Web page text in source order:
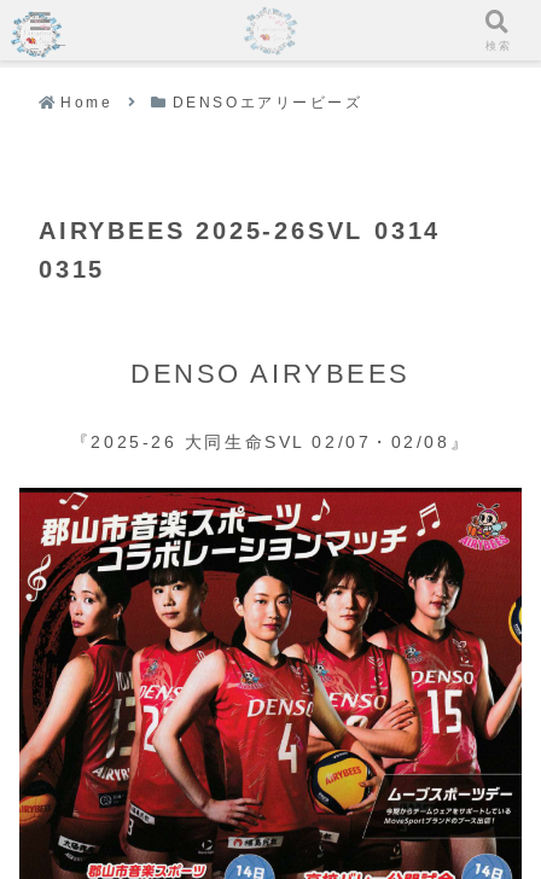
Home DENSOエアリービーズ
AIRYBEES 2025-26SVL 0314
0315
DENSO AIRYBEES
『2025-26 大同生命SVL 02/07・02/08』
メニュー 検索